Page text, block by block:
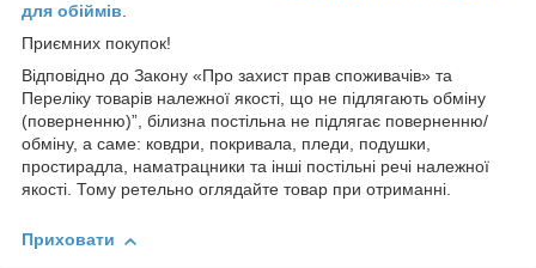
для обіймів.
Приємних покупок!
Відповідно до Закону «Про захист прав споживачів» та
Переліку товарів належної якості, що не підлягають обміну
(поверненню)”, білизна постільна не підлягає поверненню/
обміну, а саме: ковдри, покривала, пледи, подушки,
простирадла, наматрацники та інші постільні речі належної
якості. Тому ретельно оглядайте товар при отриманні.
Приховати